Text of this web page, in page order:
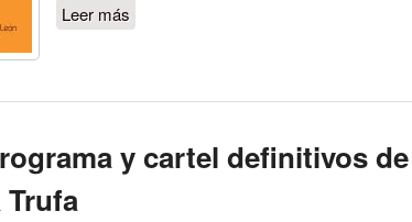
Leer más
y cartel definitivos de
Trufa